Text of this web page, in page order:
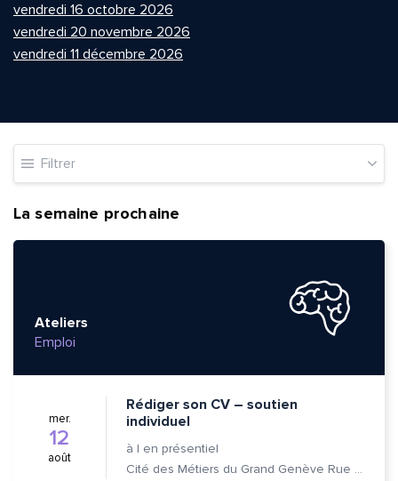
vendredi 16 octobre 2026
vendredi 20 novembre 2026
vendredi 11 décembre 2026
Filtrer
La semaine prochaine
Ateliers
Emploi
mer.
12
août
Rédiger son CV – soutien
individuel
à | en présentiel
Cité des Métiers du Grand Genève Rue Prévost-Martin 6 1205 Genève